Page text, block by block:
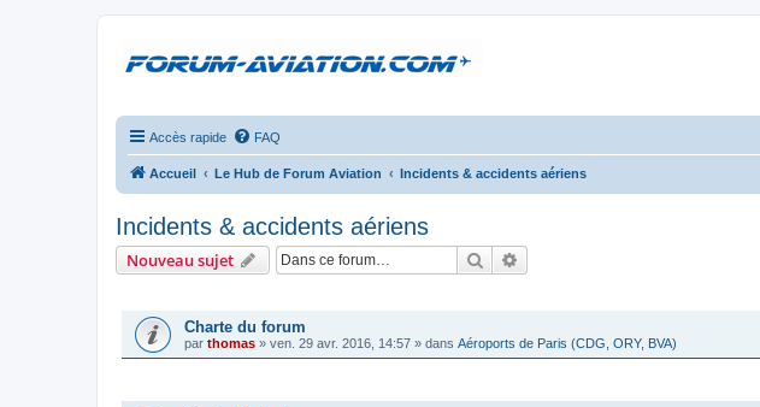
Accès rapide FAQ
Accueil Le Hub de Forum Aviation Incidents & accidents aériens
Incidents & accidents aériens
Nouveau sujet Rechercher
Charte du forum
par thomas » ven. 29 avr. 2016, 14:57 » dans Aéroports de Paris (CDG, ORY, BVA)